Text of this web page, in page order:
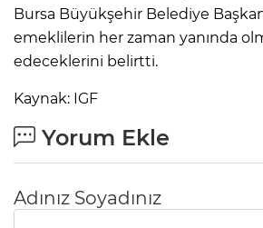
Bursa Büyükşehir Belediye
emeklilerin her zaman yanında
edeceklerini belirtti.
Kaynak: IGF
Yorum Ekle
Adınız Soyadınız